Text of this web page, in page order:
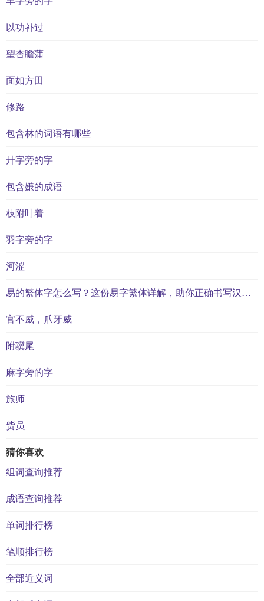
以功补过
望杏瞻蒲
面如方田
修路
包含林的词语有哪些
廾字旁的字
包含嫌的成语
枝附叶着
羽字旁的字
河涩
易的繁体字怎么写？这份易字繁体详解，助你正确书写汉字_汉字繁体学习
官不威，爪牙威
附骥尾
麻字旁的字
旅师
赀员
猜你喜欢
组词查询推荐
成语查询推荐
单词排行榜
笔顺排行榜
全部近义词